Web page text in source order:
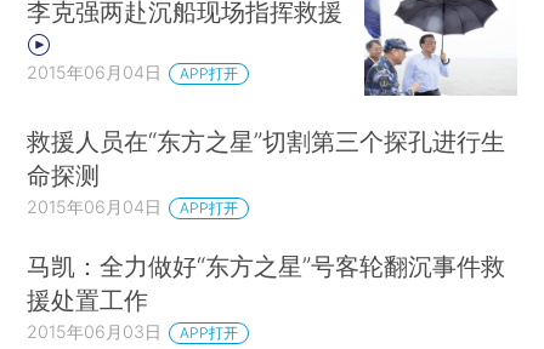
李克强两赴沉船现场指挥救援
2015年06月04日 APP打开
救援人员在“东方之星”切割第三个探孔进行生
命探测
2015年06月04日 APP打开
马凯：全力做好“东方之星”号客轮翻沉事件救
援处置工作
2015年06月03日 APP打开